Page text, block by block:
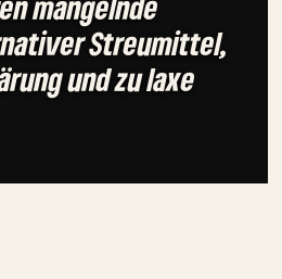
Streumittel,
und zu laxe